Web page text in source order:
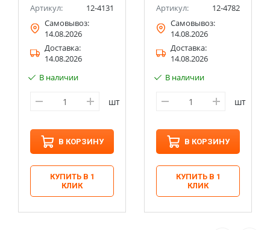
Артикул:
12-4131
Самовывоз:
14.08.2026
Доставка:
14.08.2026
В наличии
шт
В КОРЗИНУ
КУПИТЬ В 1
КЛИК
Артикул:
12-4782
Самовывоз:
14.08.2026
Доставка:
14.08.2026
В наличии
шт
В КОРЗИНУ
КУПИТЬ В 1
КЛИК